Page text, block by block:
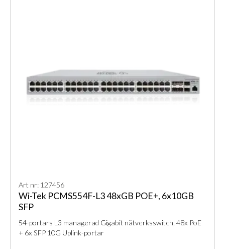
Art nr: 127456
Wi-Tek PCMS554F-L3 48xGB POE+, 6x10GB
SFP
54-portars L3 managerad Gigabit nätverksswitch, 48x PoE
+ 6x SFP 10G Uplink-portar